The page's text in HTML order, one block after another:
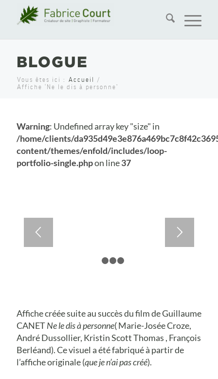
BLOGUE
Vous êtes ici : Accueil /
Affiche ‘Ne le dis à personne’
Warning: Undefined array key "size" in
/home/clients/
content/themes/enfold/includes/loop-
portfolio-single.phpon line37
Affiche créée suite au succès du film de Guillaume
CANETNe le dis à personne( Marie-Josée Croze,
André Dussollier, Kristin Scott Thomas , François
Berléand). Ce visuel a été fabriqué à partir de
l’affiche originale (que je n’ai pas créé).